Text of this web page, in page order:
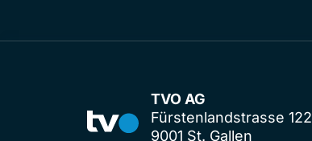
TVO AG
Fürstenlandstrasse 122
9001 St. Gallen